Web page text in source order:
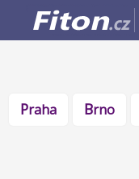
Praha Brno